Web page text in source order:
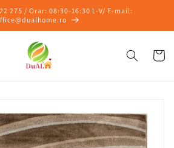
275 / Orar: 08:30-16:30 L-V/ E-mail:
Coș